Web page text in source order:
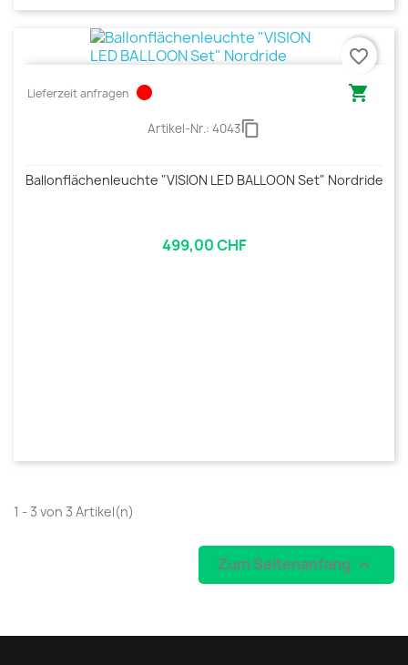
Lieferzeit anfragen circle 
Artikel-Nr.: 4043content_copy
Ballonflächenleuchte "VISION LED BALLOON Set" Nordride
499,00 CHF
favorite_border
1 - 3 von 3 Artikel(n)
Zum Seitenanfang 